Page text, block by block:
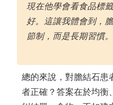
現在他學會看食品標
好。這讓我體會到，
節制，而是長期習慣。
總的來說，對膽結石患
者正確？答案在於均衡